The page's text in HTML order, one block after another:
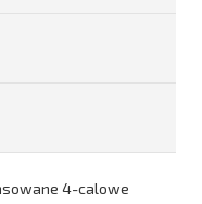
4-calowe